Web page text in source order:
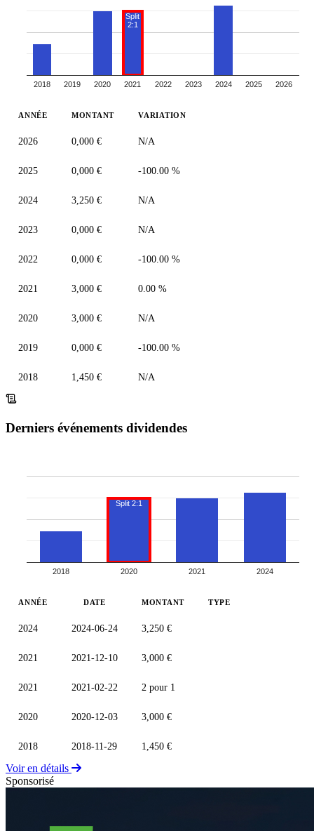
2018 2019 2020 2021 2022 2023 2024 2025 2026
Split
2:1
ANNÉE MONTANT VARIATION
2026 0,000 € N/A
2025 0,000 € -100.00 %
2024 3,250 € N/A
2023 0,000 € N/A
2022 0,000 € -100.00 %
2021 3,000 € 0.00 %
2020 3,000 € N/A
2019 0,000 € -100.00 %
2018 1,450 € N/A
Derniers événements dividendes
2018 2020 2021 2024
Split 2:1
ANNÉE DATE MONTANT TYPE
2024 2024-06-24 3,250 €
2021 2021-12-10 3,000 €
2021 2021-02-22 2 pour 1
2020 2020-12-03 3,000 €
2018 2018-11-29 1,450 €
Voir en détails
Sponsorisé